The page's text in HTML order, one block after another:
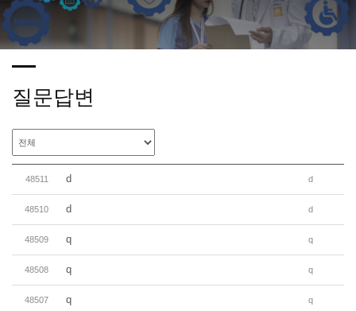
질문답변
48511 d d
48510 d d
48509 q q
48508 q q
48507 q q